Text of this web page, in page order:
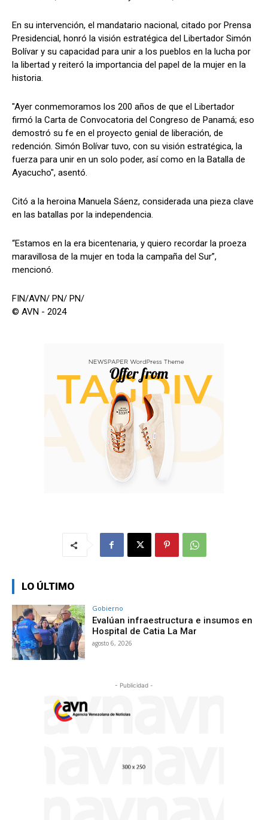
En su intervención, el mandatario nacional, citado por Prensa
Presidencial, honró la visión estratégica del Libertador Simón
Bolívar y su capacidad para unir a los pueblos en la lucha por
la libertad y reiteró la importancia del papel de la mujer en la
historia.
"Ayer conmemoramos los 200 años de que el Libertador
firmó la Carta de Convocatoria del Congreso de Panamá; eso
demostró su fe en el proyecto genial de liberación, de
redención. Simón Bolívar tuvo, con su visión estratégica, la
fuerza para unir en un solo poder, así como en la Batalla de
Ayacucho", asentó.
Citó a la heroina Manuela Sáenz, considerada una pieza clave
en las batallas por la independencia.
“Estamos en la era bicentenaria, y quiero recordar la proeza
maravillosa de la mujer en toda la campaña del Sur”,
mencionó.
FIN/AVN/ PN/ PN/
© AVN - 2024
LO ÚLTIMO
Gobierno
Evalúan infraestructura e insumos en
Hospital de Catia La Mar
agosto 6, 2026
- Publicidad -